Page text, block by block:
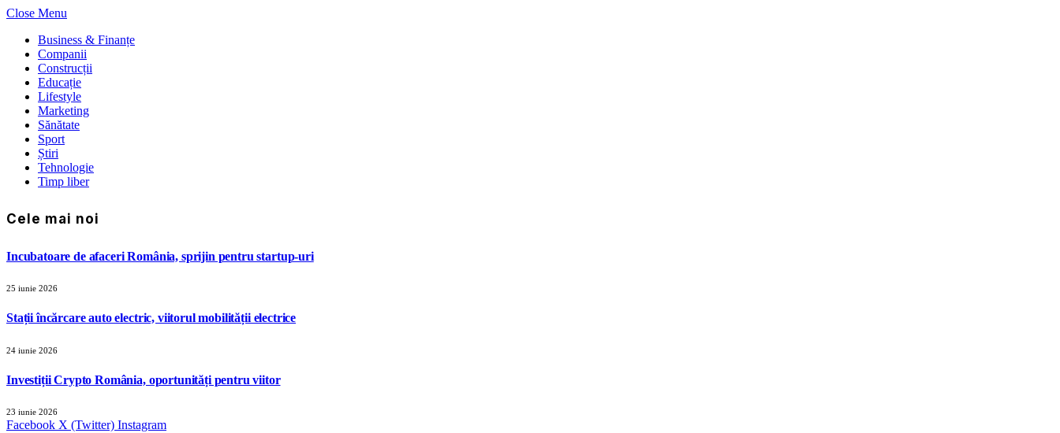
Close Menu
Business & Finanțe
Companii
Construcții
Educație
Lifestyle
Marketing
Sănătate
Sport
Știri
Tehnologie
Timp liber
Cele mai noi
Incubatoare de afaceri România, sprijin pentru startup-uri
25 iunie 2026
Stații încărcare auto electric, viitorul mobilității electrice
24 iunie 2026
Investiții Crypto România, oportunități pentru viitor
23 iunie 2026
Facebook X (Twitter) Instagram